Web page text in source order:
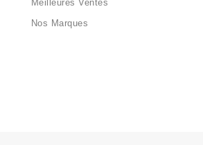
Meilleures Ventes
Nos Marques